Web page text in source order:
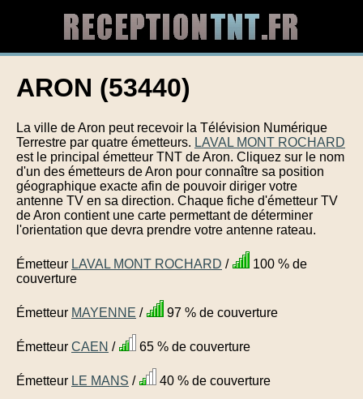
ARON (53440)
La ville de Aron peut recevoir la Télévision Numérique
Terrestre par quatre émetteurs. LAVAL MONT ROCHARD
est le principal émetteur TNT de Aron. Cliquez sur le nom
d'un des émetteurs de Aron pour connaître sa position
géographique exacte afin de pouvoir diriger votre
antenne TV en sa direction. Chaque fiche d'émetteur TV
de Aron contient une carte permettant de déterminer
l'orientation que devra prendre votre antenne rateau.
Émetteur LAVAL MONT ROCHARD /
100 % de
couverture
Émetteur MAYENNE / 97 % de couverture
Émetteur CAEN / 65 % de couverture
Émetteur LE MANS /
40 % de couverture